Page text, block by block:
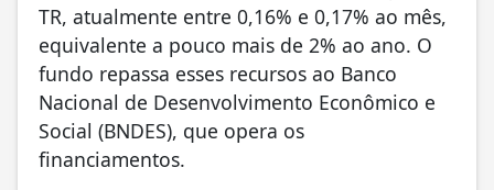
TR, atualmente entre 0,16% e 0,17% ao mês,
equivalente a pouco mais de 2% ao ano. O
fundo repassa esses recursos ao Banco
Nacional de Desenvolvimento Econômico e
Social (BNDES), que opera os
financiamentos.